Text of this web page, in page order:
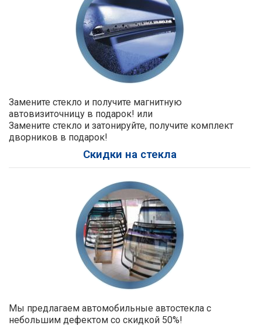
Замените стекло и получите магнитную
автовизиточницу в подарок! или
Замените стекло и затонируйте, получите комплект
дворников в подарок!
Скидки на стекла
Мы предлагаем автомобильные автостекла с
небольшим дефектом со скидкой 50%!